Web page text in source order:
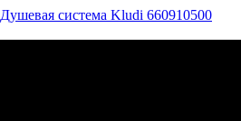
Душевая система Kludi 660910500